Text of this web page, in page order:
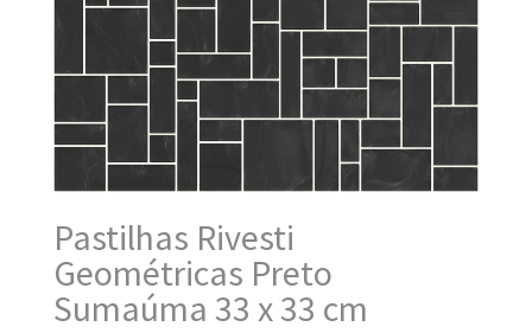
Pastilhas Rivesti
Geométricas Preto
Sumaúma 33 x 33 cm